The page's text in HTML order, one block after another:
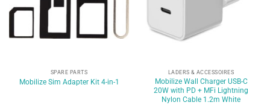
SPARE PARTS
Mobilize Sim Adapter Kit 4-in-1
LADERS & ACCESSOIRES
Mobilize Wall Charger USB-C
20W with PD + MFi Lightning
Nylon Cable 1.2m White